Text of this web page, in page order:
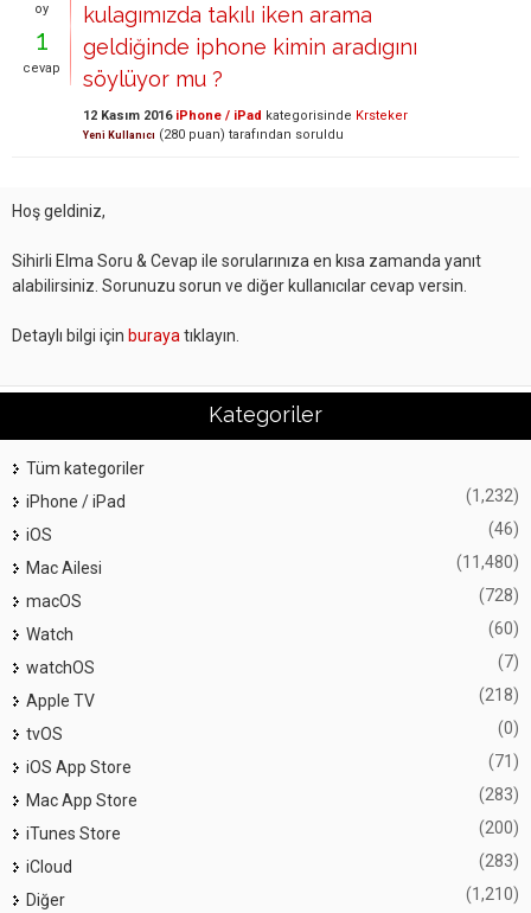
oy
1
cevap
kulagımızda takılı iken arama
geldiğinde iphone kimin aradıgını
söylüyor mu ?
12 Kasım 2016 iPhone / iPad kategorisinde Krsteker
Yeni Kullanıcı (280 puan) tarafından soruldu
Hoş geldiniz,
Sihirli Elma Soru & Cevap ile sorularınıza en kısa zamanda yanıt
alabilirsiniz. Sorunuzu sorun ve diğer kullanıcılar cevap versin.
Detaylı bilgi için buraya tıklayın.
Kategoriler
Tüm kategoriler
iPhone / iPad
(1,232)
iOS (46)
Mac Ailesi (11,480)
macOS (728)
Watch (60)
watchOS (7)
Apple TV (218)
tvOS (0)
iOS App Store (71)
Mac App Store (283)
iTunes Store (200)
iCloud (283)
Diğer (1,210)